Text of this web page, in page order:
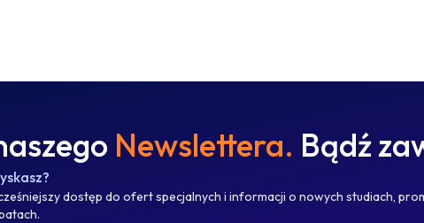
Newslettera. Bądź
dostęp do ofert specjalnych i informacji o nowych studiach,